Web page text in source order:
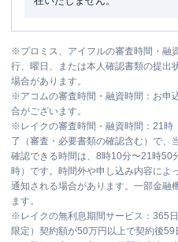
※プロミス、アイフルの審査時間・融
行、曜日、または本人確認書類の提出
場合があります。
※アコムの審査時間・融資時間：お申
合がございます。
※ レイクの審査時間・融資時間：21
了（審査・必要書類の確認含む）で、
確認できる時間は、8時10分〜21時50
時）です。時間外や申し込み内容によ
通知される場合があります。一部金融
ます。
※ レイクの無利息期間サービス：365
限定）契約額が50万円以上で契約後